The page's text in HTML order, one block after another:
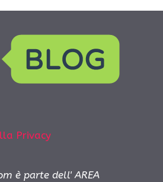
Privacy
è parte dell' AREA